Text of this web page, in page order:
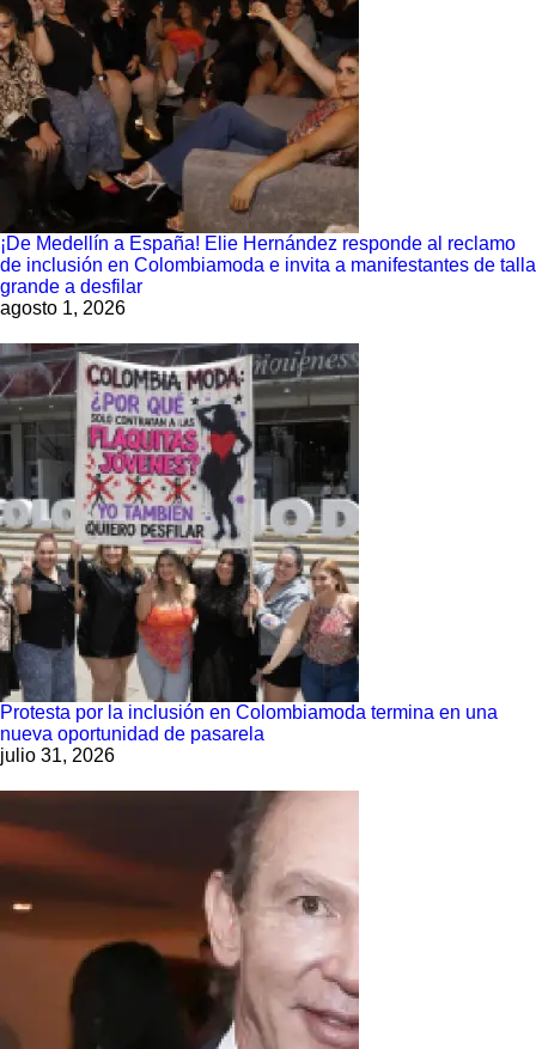
¡De Medellín a España! Elie Hernández responde al reclamo
de inclusión en Colombiamoda e invita a manifestantes de talla
grande a desfilar
agosto 1, 2026
Protesta por la inclusión en Colombiamoda termina en una
nueva oportunidad de pasarela
julio 31, 2026